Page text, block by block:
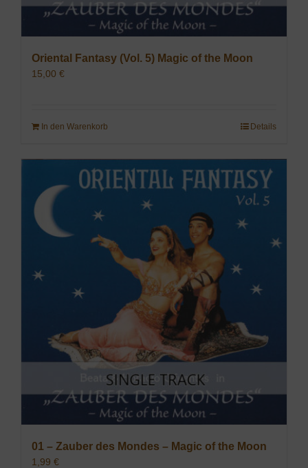
Oriental Fantasy (Vol. 5) Magic of the Moon
15,00 €
In den Warenkorb Details
01 – Zauber des Mondes – Magic of the Moon
1,99 €